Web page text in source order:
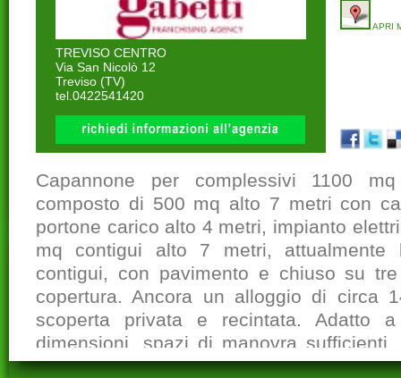
vendita Treviso Villa a schiera vendita Treviso Appartamento vendita Treviso
Indipendente vendita Treviso Villa bifamiliare vendita Treviso Magazzino vendita Treviso Villa a schiera affitto Treviso
Casa
Box/Posto auto vendita Treviso
Magazzino affitto Treviso affittoVilla singola affitto Treviso Villa o villino affitto Treviso
Villa o
Magazzino vendita Magazzino affitto Villa o villino affitto affitto Treviso
bifamiliare vendita
Villa singola affittovendita Verona Box/Posto auto affitto Villa bifamiliare affitto Box/Posto auto vendita
TREVISO CENTRO
Via San Nicolò 12
Treviso (TV)
tel.0422541420
APRI
Capannone per complessivi 1100
composto di 500 mq alto 7 metri con
portone carico alto 4 metri, impianto
mq contigui alto 7 metri, attualmente
contigui, con pavimento e chiuso su
copertura. Ancora un alloggio di circa
scoperta privata e recintata. Adatto
dimensioni, spazi di manovra
frazionata da concordare. Per info